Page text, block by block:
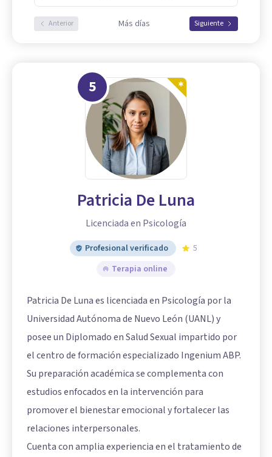
Anterior Más días Siguiente
5
Patricia De Luna
Licenciada en Psicología
Profesional verificado
5
Terapia online
Patricia De Luna es licenciada en Psicología por la
Universidad Autónoma de Nuevo León (UANL) y
posee un Diplomado en Salud Sexual impartido por
el centro de formación especializado Ingenium ABP.
Su preparación académica se complementa con
estudios enfocados en la intervención para
promover el bienestar emocional y fortalecer las
relaciones interpersonales.
Cuenta con amplia experiencia en el tratamiento de